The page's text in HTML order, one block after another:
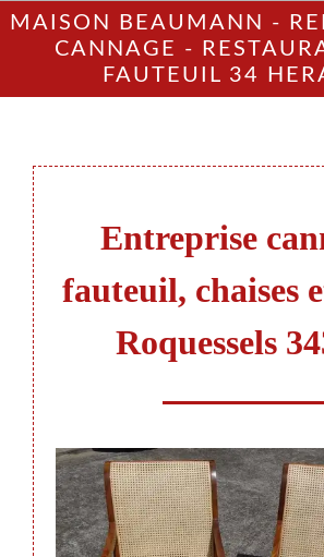
MAISON BEAUMANN -
CANNAGE -
FAUTEUIL 34
Entreprise
fauteuil, chaises
Roquessels